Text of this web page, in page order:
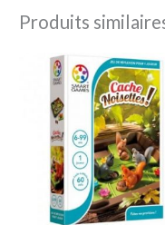
Produits